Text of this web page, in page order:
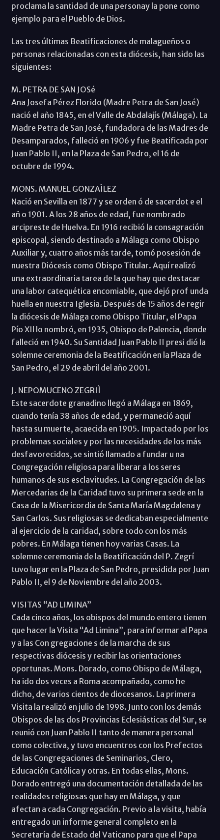
proclama la santidad de una personay la pone como
ejemplo para el Pueblo de Dios.
Las tres últimas Beatificaciones de malagueños o
personas relacionadas con esta diócesis, han sido las
siguientes:
M. PETRA DE SAN JOSé
Ana Josefa Pérez Florido (Madre Petra de San José)
nació el año 1845, en el Valle de Abdalajís (Málaga). La
Madre Petra de San José, fundadora de las Madres de
Desamparados, falleció en 1906 y fue Beatificada por
Juan Pablo II, en la Plaza de San Pedro, el 16 de
octubre de 1994.
MONS. MANUEL GONZAÌLEZ
Nació en Sevilla en 1877 y se orden ó de sacerdot e el
añ o 1901. A los 28 años de edad, fue nombrado
arcipreste de Huelva. En 1916 recibió la consagración
episcopal, siendo destinado a Málaga como Obispo
Auxiliar y, cuatro años más tarde, tomó posesión de
nuestra Diócesis como Obispo Titular. Aquí realizó
una extraordinaria tarea de la que hay que destacar
una labor catequética encomiable, que dejó prof unda
huella en nuestra Iglesia. Después de 15 años de regir
la diócesis de Málaga como Obispo Titular, el Papa
Pío XIl lo nombró, en 1935, Obispo de Palencia, donde
falleció en 1940. Su Santidad Juan Pablo II presi dió la
solemne ceremonia de la Beatificación en la Plaza de
San Pedro, el 29 de abril del año 2001.
J. NEPOMUCENO ZEGRIÌ
Este sacerdote granadino llegó a Málaga en 1869,
cuando tenía 38 años de edad, y permaneció aquí
hasta su muerte, acaecida en 1905. Impactado por los
problemas sociales y por las necesidades de los más
desfavorecidos, se sintió llamado a fundar u na
Congregación religiosa para liberar a los seres
humanos de sus esclavitudes. La Congregación de las
Mercedarias de la Caridad tuvo su primera sede en la
Casa de la Misericordia de Santa María Magdalena y
San Carlos. Sus religiosas se dedicaban especialmente
al ejercicio de la caridad, sobre todo con los más
pobres. En Málaga tienen hoy varias Casas. La
solemne ceremonia de la Beatificación del P. Zegrí
tuvo lugar en la Plaza de San Pedro, presidida por Juan
Pablo II, el 9 de Noviembre del año 2003.
VISITAS “AD LIMINA”
Cada cinco años, los obispos del mundo entero tienen
que hacer la Visita “Ad Limina”, para informar al Papa
y a las Con gregacione s de la marcha de sus
respectivas diócesis y recibir las orientaciones
oportunas. Mons. Dorado, como Obispo de Málaga,
ha ido dos veces a Roma acompañado, como he
dicho, de varios cientos de diocesanos. La primera
Visita la realizó en julio de 1998. Junto con los demás
Obispos de las dos Provincias Eclesiásticas del Sur, se
reunió con Juan Pablo II tanto de manera personal
como colectiva, y tuvo encuentros con los Prefectos
de las Congregaciones de Seminarios, Clero,
Educación Católica y otras. En todas ellas, Mons.
Dorado entregó una documentación detallada de las
realidades religiosas que hay en Málaga, y que
afectan a cada Congregación. Previo a la visita, había
entregado un informe general completo en la
Secretaría de Estado del Vaticano para que el Papa